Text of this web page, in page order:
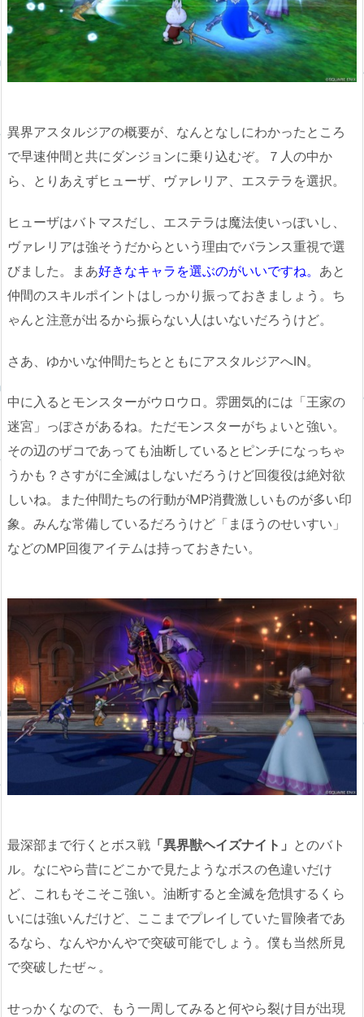
異界アスタルジアの概要が、なんとなしにわかったところ
で早速仲間と共にダンジョンに乗り込むぞ。７人の中か
ら、とりあえずヒューザ、ヴァレリア、エステラを選択。
ヒューザはバトマスだし、エステラは魔法使いっぽいし、
ヴァレリアは強そうだからという理由でバランス重視で選
びました。まあ好きなキャラを選ぶのがいいですね。 あと
仲間のスキルポイントはしっかり振っておきましょう。ち
ゃんと注意が出るから振らない人はいないだろうけど。
さあ、ゆかいな仲間たちとともにアスタルジアへIN。
中に入るとモンスターがウロウロ。雰囲気的には「王家の
迷宮」っぽさがあるね。ただモンスターがちょいと強い。
その辺のザコであっても油断しているとピンチになっちゃ
うかも？さすがに全滅はしないだろうけど回復役は絶対欲
しいね。また仲間たちの行動がMP消費激しいものが多い印
象。みんな常備しているだろうけど「まほうのせいすい」
などのMP回復アイテムは持っておきたい。
最深部まで行くとボス戦 「異界獣ヘイズナイト」 とのバト
ル。なにやら昔にどこかで見たようなボスの色違いだけ
ど、これもそこそこ強い。油断すると全滅を危惧するくら
いには強いんだけど、ここまでプレイしていた冒険者であ
るなら、なんやかんやで突破可能でしょう。僕も当然所見
で突破したぜ～。
せっかくなので、もう一周してみると何やら裂け目が出現